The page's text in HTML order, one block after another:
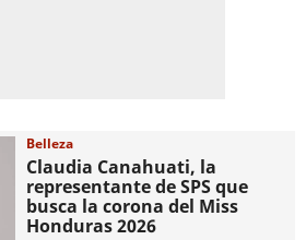
Belleza
Claudia Canahuati, la
representante de SPS que
busca la corona del Miss
Honduras 2026